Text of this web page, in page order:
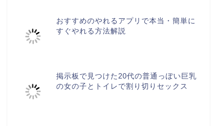
おすすめのやれるアプリで本当・簡単に
すぐやれる方法解説
掲示板で見つけた20代の普通っぽい巨乳
の女の子とトイレで割り切りセックス